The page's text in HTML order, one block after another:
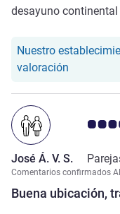
desayuno
Nuestro
valoración
Buena ubicación,
Nota de
José Á. V. S.
Comentarios confirmados